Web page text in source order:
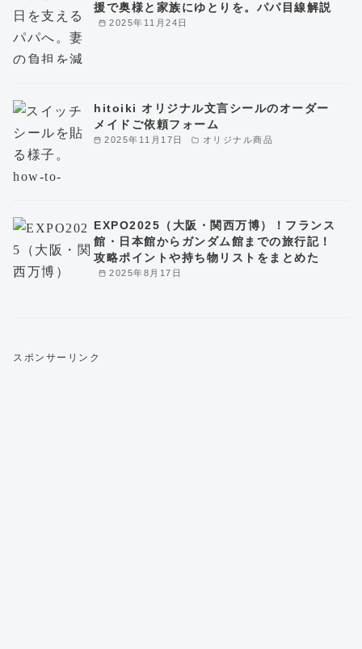
2025年11月24日
援で奥様と家族にゆとりを。パパ目線解説
2025年11月17日 オリジナル商品
hitoiki オリジナル文言シールのオーダー
メイドご依頼フォーム
2025年8月17日
EXPO2025（大阪・関西万博）！フランス
館・日本館からガンダム館までの旅行記！
攻略ポイントや持ち物リストをまとめた
スポンサーリンク